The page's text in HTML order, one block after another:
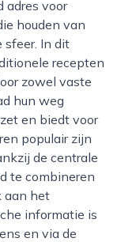
houden van
sfeer. In dit
recepten
zowel vaste
hun weg
en biedt voor
populair zijn
de centrale
te combineren
aan het
informatie is
en via de